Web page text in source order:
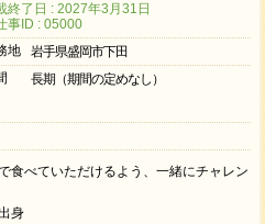
終了日 : 2027年3月31日
事ID : 05000
地
岩手県盛岡市下田
長期（期間の定めなし）
食べていただけるよう、一緒にチャレン
身